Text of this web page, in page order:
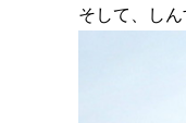
そして、しん